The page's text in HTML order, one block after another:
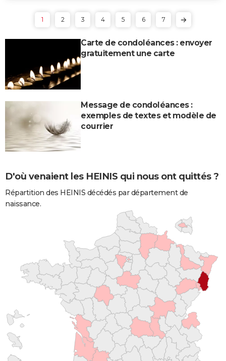
1 2 3 4 5 6 7
Carte de condoléances : envoyer
gratuitement une carte
Message de condoléances :
exemples de textes et modèle de
courrier
D'où venaient les HEINIS qui nous ont quittés ?
Répartition des HEINIS décédés par département de
naissance.